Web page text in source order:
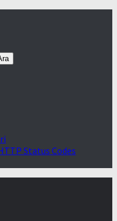
Status Codes